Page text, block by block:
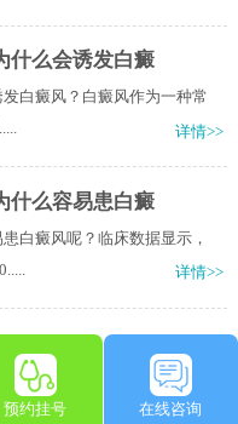
什么会诱发白癜
白癜风？白癜风作为一种常
详情>>
什么容易患白癜
白癜风呢？临床数据显示，
详情>>
预约挂号 在线咨询